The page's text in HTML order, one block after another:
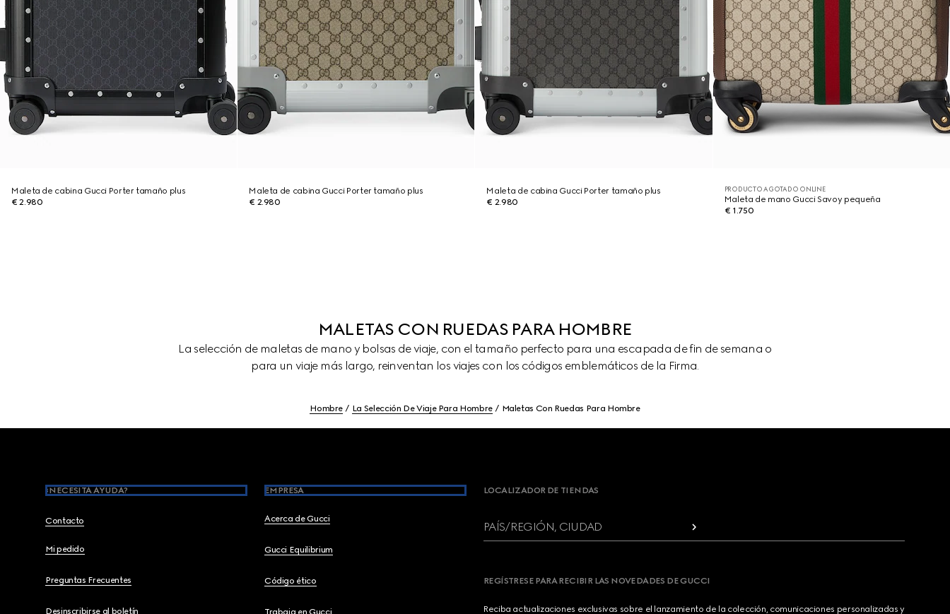
Maleta de cabina Gucci Porter tamaño plus
€ 2.980
Maleta de cabina Gucci Porter tamaño plus
€ 2.980
Maleta de cabina Gucci Porter tamaño plus
€ 2.980
PRODUCTO AGOTADO ONLINE
Maleta de mano Gucci Savoy pequeña
€ 1.750
MALETAS CON RUEDAS PARA HOMBRE
La selección de maletas de mano y bolsas de viaje, con el tamaño perfecto para una escapada de fin de semana o
para un viaje más largo, reinventan los viajes con los códigos emblemáticos de la Firma.
Hombre La Selección De Viaje Para Hombre Maletas Con Ruedas Para Hombre
¿NECESITA AYUDA?
Contacto
Mi pedido
Preguntas Frecuentes
Desinscribirse al boletín
EMPRESA
Acerca de Gucci
Gucci Equilibrium
Código ético
Trabaja en Gucci
LOCALIZADOR DE TIENDAS
PAÍS/REGIÓN, CIUDAD
REGÍSTRESE PARA RECIBIR LAS NOVEDADES DE GUCCI
Reciba actualizaciones exclusivas sobre el lanzamiento de la colección, comunicaciones personalizadas y